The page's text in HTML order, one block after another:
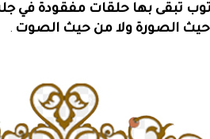
تبقى بها حلقات مفقودة في
الصورة ولا من حيث الصوت .